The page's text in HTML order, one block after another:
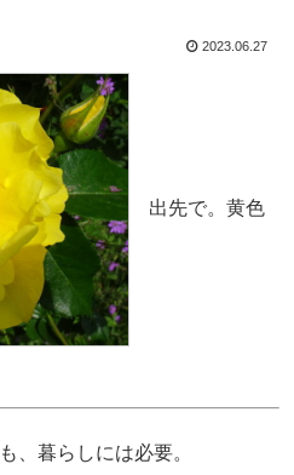
2023.06.27
出先で。黄色
、暮らしには必要。